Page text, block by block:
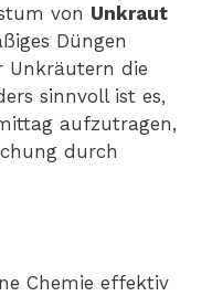
von Unkraut
Düngen
Unkräutern die
sinnvoll ist es,
aufzutragen,
durch
Chemie effektiv